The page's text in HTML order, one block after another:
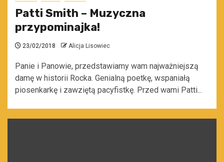
Patti Smith – Muzyczna
przypominajka!
23/02/2018 Alicja Lisowiec
Panie i Panowie, przedstawiamy wam najważniejszą
damę w historii Rocka. Genialną poetkę, wspaniałą
piosenkarkę i zawziętą pacyfistkę. Przed wami Patti...